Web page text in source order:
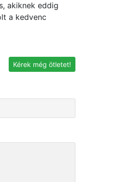
akiknek eddig
a kedvenc
Kérek még ötletet!